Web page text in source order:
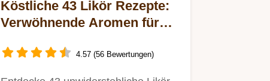
Köstliche 43 Likör Rezepte:
Verwöhnende Aromen für
4.57 (56 Bewertungen)